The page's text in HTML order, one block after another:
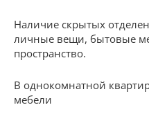
Наличие скрытых
личные вещи, бытовые
пространство.
В однокомнатной
мебели